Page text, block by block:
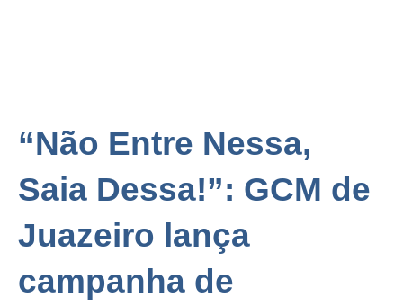
“Não Entre Nessa,
Saia Dessa!”: GCM de
Juazeiro lança
campanha de